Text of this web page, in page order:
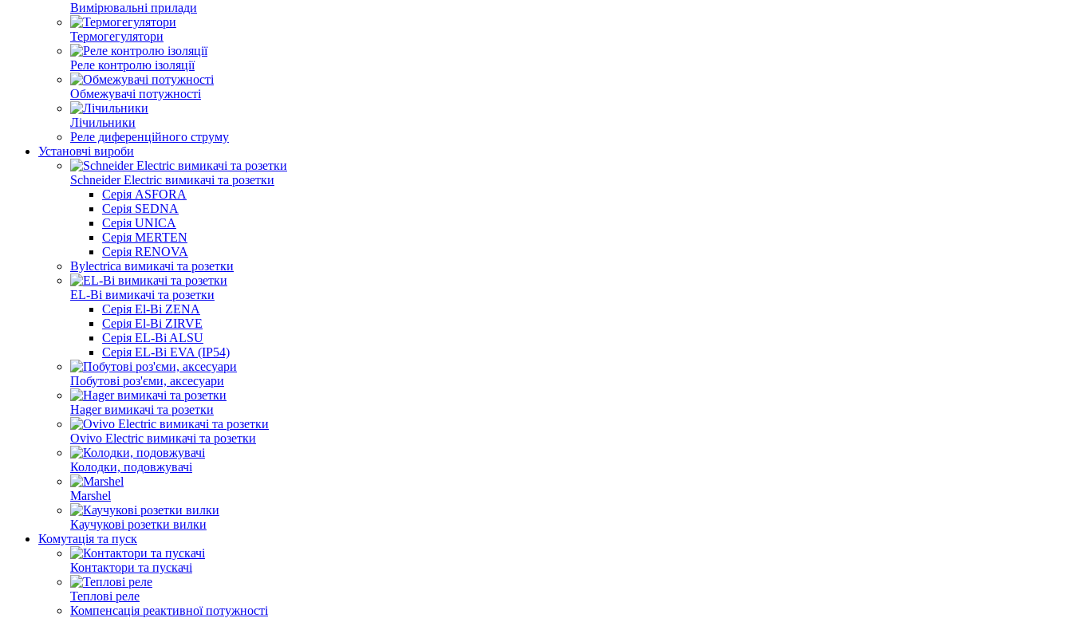
Вимірювальні прилади
Термогегулятори
Реле контролю ізоляції
Обмежувачі потужності
Лічильники
Реле диференційного струму
Установчі вироби
Schneider Electric вимикачі та розетки
Серія ASFORA
Серія SEDNA
Серія UNICA
Серія MERTEN
Серія RENOVA
Bylectrica вимикачі та розетки
EL-Bi вимикачі та розетки
Серія El-Bi ZENA
Серія El-Bi ZIRVE
Серія EL-Bi ALSU
Серія EL-Bi EVA (IP54)
Побутові роз'єми, аксесуари
Hager вимикачі та розетки
Ovivo Electric вимикачі та розетки
Колодки, подовжувачі
Marshel
Каучукові розетки вилки
Комутація та пуск
Контактори та пускачі
Теплові реле
Компенсація реактивної потужності